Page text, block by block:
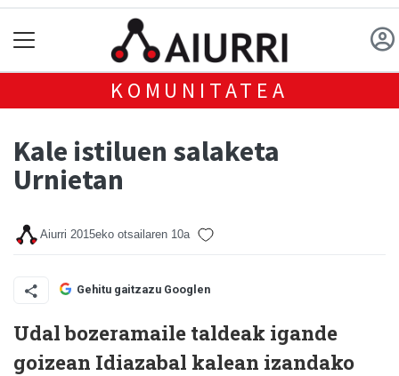
KOMUNITATEA
Kale istiluen salaketa
Urnietan
Aiurri 2015eko otsailaren 10a
Gehitu gaitzazu Googlen
Udal bozeramaile taldeak igande
goizean Idiazabal kalean izandako